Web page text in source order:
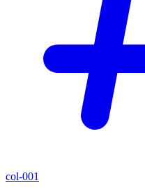
col-001